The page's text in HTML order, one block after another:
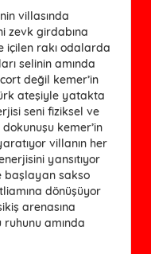
villasında
zevk girdabına
içilen rakı odalarda
selinin amında
değil kemer’in
ateşiyle yatakta
seni fiziksel ve
kemer’in
villanın her
yansıtıyor
başlayan sakso
dönüşüyor
arenasına
amında